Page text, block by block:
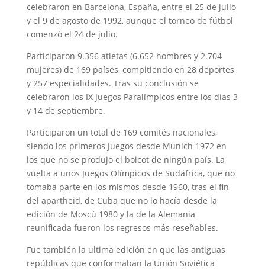
celebraron en Barcelona, España, entre el 25 de julio
y el 9 de agosto de 1992, aunque el torneo de fútbol
comenzó el 24 de julio.
Participaron 9.356 atletas (6.652 hombres y 2.704
mujeres) de 169 países, compitiendo en 28 deportes
y 257 especialidades. Tras su conclusión se
celebraron los IX Juegos Paralímpicos entre los días 3
y 14 de septiembre.
Participaron un total de 169 comités nacionales,
siendo los primeros Juegos desde Munich 1972 en
los que no se produjo el boicot de ningún país. La
vuelta a unos Juegos Olímpicos de Sudáfrica, que no
tomaba parte en los mismos desde 1960, tras el fin
del apartheid, de Cuba que no lo hacía desde la
edición de Moscú 1980 y la de la Alemania
reunificada fueron los regresos más reseñables.
Fue también la ultima edición en que las antiguas
repúblicas que conformaban la Unión Soviética